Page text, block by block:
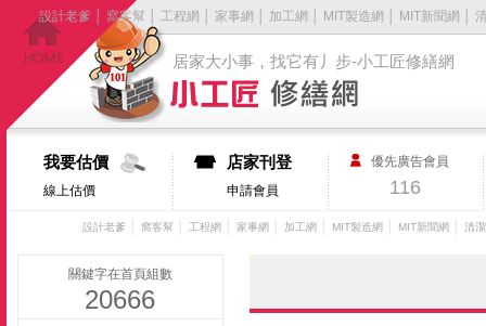
居家大小事，找它有丿步-小工匠修繕網
設計老爹 窩客幫 工程網 家事網 加工網 MIT製造網 MIT新聞網
我要估價
線上估價
店家刊登
申請會員
優先廣告會員
116
設計老爹 窩客幫 工程網 家事網 加工網 MIT製造網 MIT新聞網 清
關鍵字在首頁組數
20666